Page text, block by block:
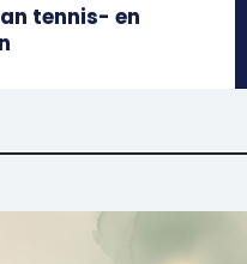
tennis- en